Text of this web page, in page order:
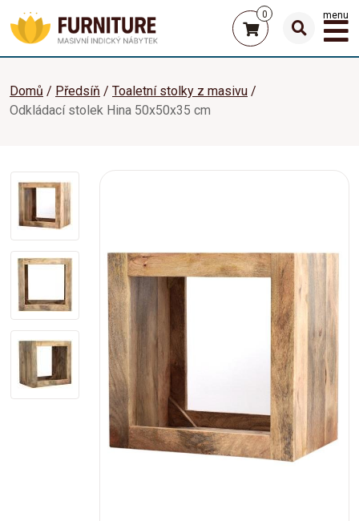
0 menu
Domů Předsíň
Toaletní stolky z masivu
Odkládací stolek Hina 50x50x35 cm